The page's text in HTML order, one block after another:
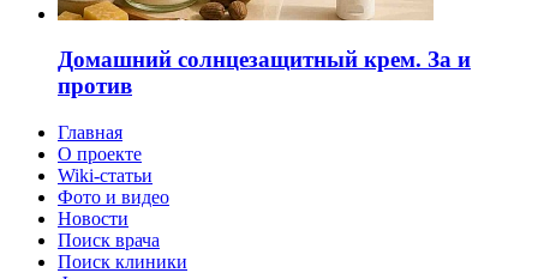
Домашний солнцезащитный крем. За и
против
Главная
О проекте
Wiki-статьи
Фото и видео
Новости
Поиск врача
Поиск клиники